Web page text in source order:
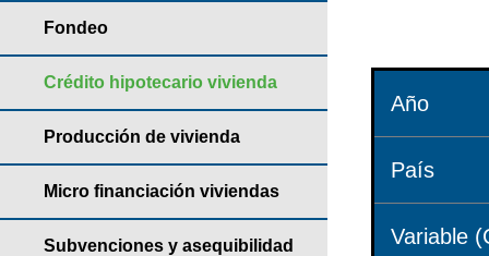
Fondeo
Crédito hipotecario vivienda
Producción de vivienda
Micro financiación viviendas
Subvenciones y asequibilidad
Año
País
Variable